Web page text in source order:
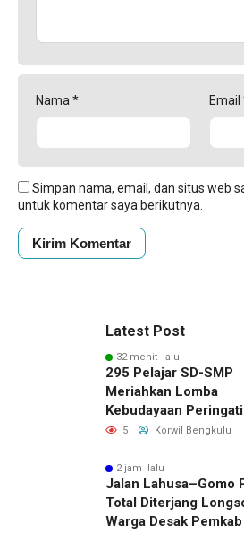
Nama * Email
Simpan nama, email, dan situs web
untuk komentar saya berikutnya.
Latest Post
32 menit lalu
295 Pelajar SD-SMP
Meriahkan Lomba
Kebudayaan Peringati
RI Ke-81 di Bengkulu
5 Korwil Bengkulu
2 jam lalu
Jalan Lahusa–Gomo
Total Diterjang
Warga Desak Pemkab